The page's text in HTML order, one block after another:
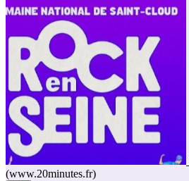
(www.20minutes.fr)